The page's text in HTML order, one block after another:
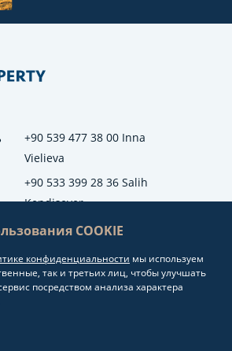
+90 539 477 38 00 Inna
Vielieva
+90 533 399 28 36 Salih
Kendisever
info@artproperty.net
Mahmutlar Mah.
COOKIE
конфиденциальности мы используем
так и третьих лиц, чтобы улучшать
посредством анализа характера